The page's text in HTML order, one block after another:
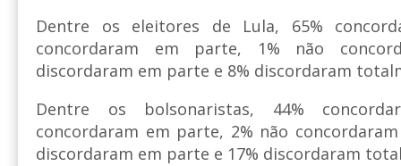
Dentre os eleitores de Lula, 65%
concordaram em parte, 1% não
discordaram em parte e 8% discordaram
Dentre os bolsonaristas, 44%
concordaram em parte, 2% não
discordaram em parte e 17% discordaram